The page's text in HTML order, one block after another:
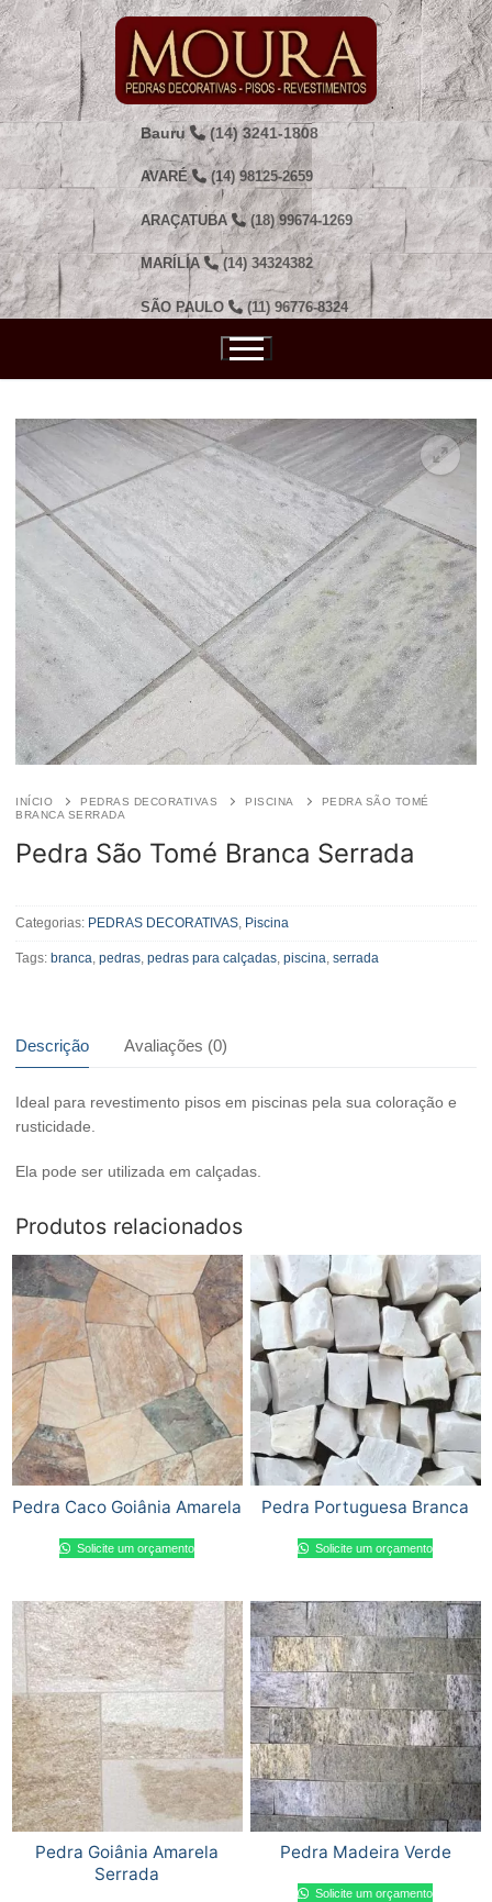
Pular
para
o
conteúdo
Bauru (14) 3241-1808
AVARÉ (14) 98125-2659
ARAÇATUBA (18) 99674-1269
MARÍLIA (14) 34324382
SÃO PAULO (11) 96776-8324
INÍCIO PEDRAS DECORATIVAS PISCINA
PEDRA SÃO TOMÉ
BRANCA SERRADA
Pedra São Tomé Branca Serrada
São
Branca
Categorias: PEDRAS DECORATIVAS, Piscina
Tags: branca, pedras, pedras para calçadas, piscina, serrada
Descrição Avaliações (0)
Ideal para revestimento pisos em piscinas pela sua coloração e
rusticidade.
Ela pode ser utilizada em calçadas.
Produtos relacionados
Pedra Caco Goiânia Amarela
Solicite um orçamento
Pedra Portuguesa Branca
Solicite um orçamento
Pedra Goiânia Amarela
Serrada
Pedra Madeira Verde
Solicite um orçamento